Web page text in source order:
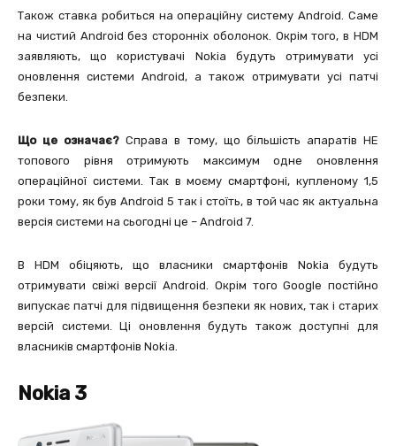
Також ставка робиться на операційну систему Android. Саме
на чистий Android без сторонніх оболонок. Окрім того, в HDM
заявляють, що користувачі Nokia будуть отримувати усі
оновлення системи Android, а також отримувати усі патчі
безпеки.
Що це означає? Справа в тому, що більшість апаратів НЕ
топового рівня отримують максимум одне оновлення
операційної системи. Так в моєму смартфоні, купленому 1,5
роки тому, як був Android 5 так і стоїть, в той час як актуальна
версія системи на сьогодні це – Android 7.
В HDM обіцяють, що власники смартфонів Nokia будуть
отримувати свіжі версії Android. Окрім того Google постійно
випускає патчі для підвищення безпеки як нових, так і старих
версій системи. Ці оновлення будуть також доступні для
власників смартфонів Nokia.
Nokia 3